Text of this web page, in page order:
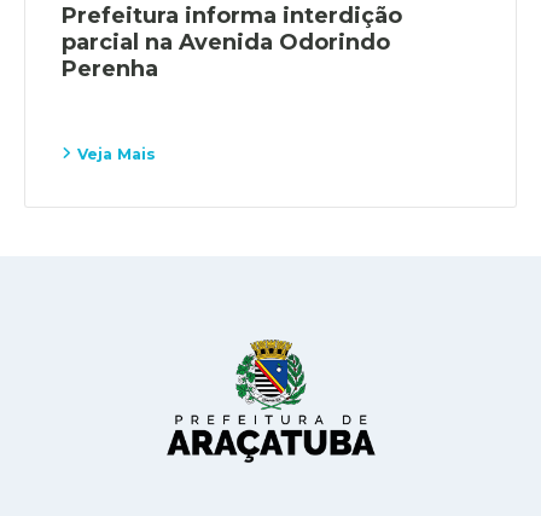
Prefeitura informa interdição
parcial na Avenida Odorindo
Perenha
Veja Mais